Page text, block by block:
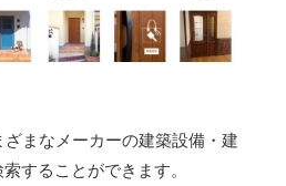
まなメーカーの建築設備・建
することができます。